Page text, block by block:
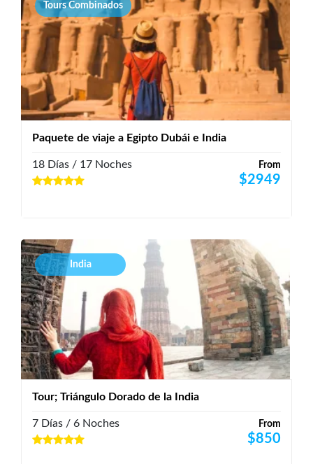
Tours Combinados
Paquete de viaje a Egipto Dubái e India
From
$2949
18 Días / 17 Noches
India
Tour; Triángulo Dorado de la India
From
$850
7 Días / 6 Noches